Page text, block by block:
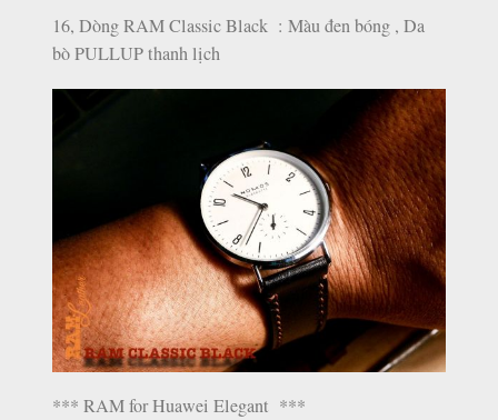
16, Dòng RAM Classic Black : Màu đen bóng , Da
bò PULLUP thanh lịch
*** RAM for Huawei Elegant ***